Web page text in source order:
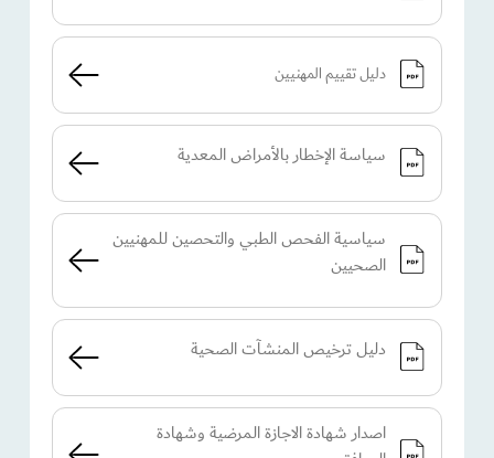
دليل تقييم المهنيين
سياسة الإخطار بالأمراض المعدية​​
سياسية الفحص الطبي والتحصين للمهنيين
الصحيين
دليل ترخيص المنشآت الصحية​
اصدار شهادة الاجازة المرضية وشهادة